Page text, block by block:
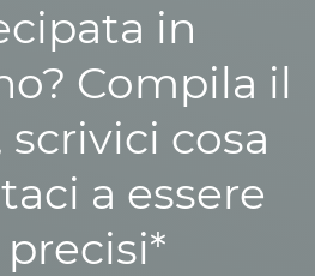
in
Compila il
cosa
a essere